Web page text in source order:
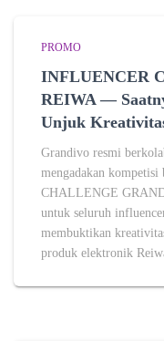
PROMO
INFLUENCER
REIWA —
Unjuk
Grandivo resmi
mengadakan
CHALLENGE
untuk seluruh
membuktikan
produk elektronik